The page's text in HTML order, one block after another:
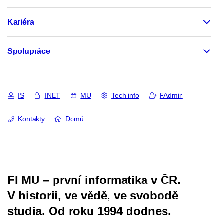
Kariéra
Spolupráce
IS INET MU Tech info FAdmin
Kontakty Domů
FI MU – první informatika v ČR.
V historii, ve vědě, ve svobodě
studia. Od roku 1994 dodnes.